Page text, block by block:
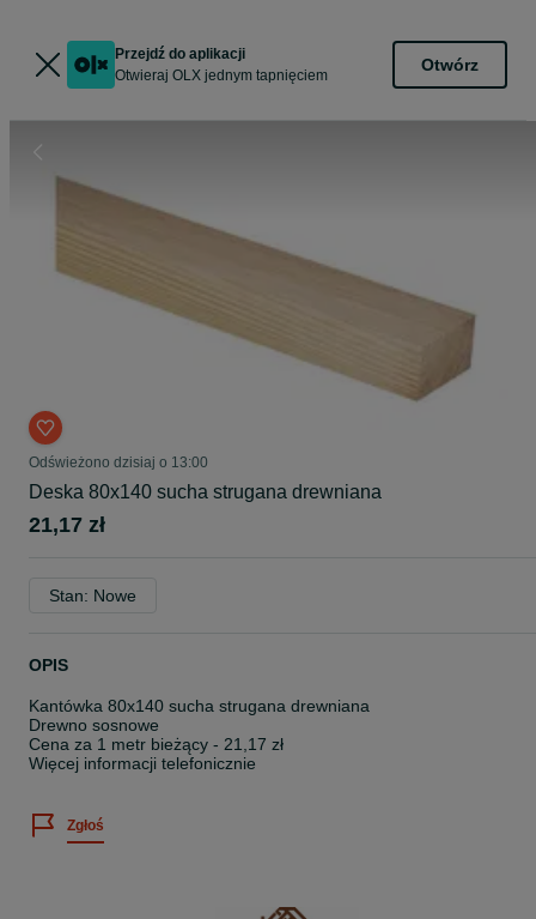
Przejdź do aplikacji
Otwieraj OLX jednym tapnięciem
Otwórz
Odświeżono dzisiaj o 13:00
Deska 80x140 sucha strugana drewniana
21,17 zł
Stan: Nowe
OPIS
Kantówka 80x140 sucha strugana drewniana
Drewno sosnowe
Cena za 1 metr bieżący - 21,17 zł
Więcej informacji telefonicznie
Zgłoś